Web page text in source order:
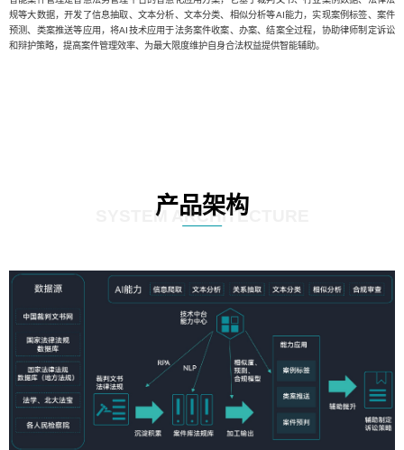
规等大数据，开发了信息抽取、文本分析、文本分类、相似分析等AI能力，实现案例标签、案件
预测、类案推送等应用，将AI技术应用于法务案件收案、办案、结案全过程，协助律师制定诉讼
和辩护策略，提高案件管理效率、为最大限度维护自身合法权益提供智能辅助。
产品架构
SYSTEM ARCHITECTURE